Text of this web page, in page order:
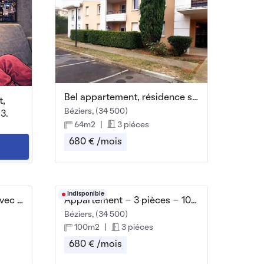
Bel appartement, résidence sécurisée avec piscine
Béziers, (34 500)
64m2
3 piéces
680 € /mois
Résidence privée calme avec appartement lumineux
Indisponible
Appartement - 3 pièces - 100m² centre-ville
Béziers, (34 500)
100m2
3 piéces
680 € /mois